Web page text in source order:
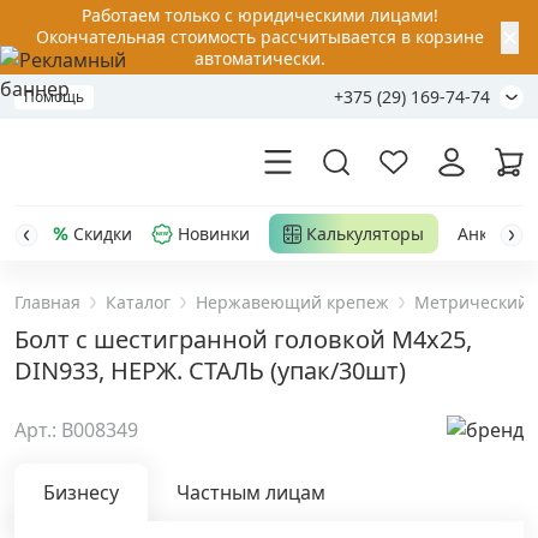
Работаем только с юридическими лицами!
Окончательная стоимость рассчитывается в корзине
автоматически.
Помощь +375 (29) 169-74-74
Акции
Распродажа
Уценка
Анкерная техника
Скидки Новинки Калькуляторы Анкер-
Главная Каталог Нержавеющий крепеж Метрический
Болт с шестигранной головкой M4х25,
DIN933, НЕРЖ. СТАЛЬ (упак/30шт)
Арт.: B008349
Бизнесу Частным лицам